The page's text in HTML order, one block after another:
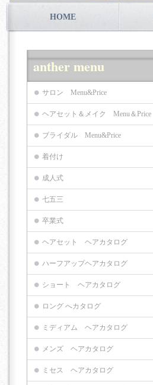
HOME
anther menu
サロン Menu&Price
ヘアセット＆メイク Menu＆Price
ブライダル Menu&Price
着付け
成人式
七五三
卒業式
ヘアセット ヘアカタログ
ハーフアップヘアカタログ
ショート ヘアカタログ
ロング へカタログ
ミディアム ヘアカタログ
メンズ ヘアカタログ
ミセス ヘアカタログ